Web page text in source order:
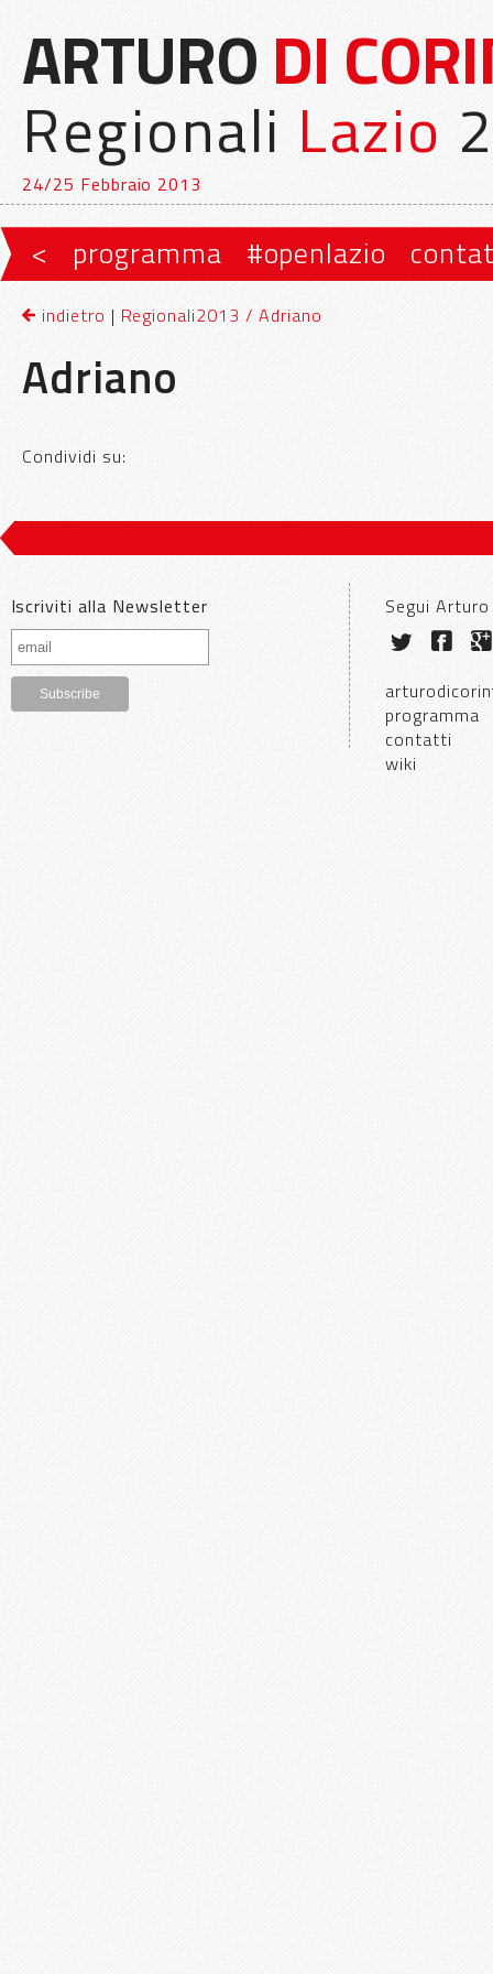
ARTURODI
Regionali Lazio
24/25 Febbraio 2013
Menu principale
Vai al contenuto principale
Vai al contenuto secondario
< programma #openlazio
indietro | Regionali2013 / Adriano
Adriano
Condividi su:
Iscriviti alla Newsletter Segui
programma
contatti
wiki